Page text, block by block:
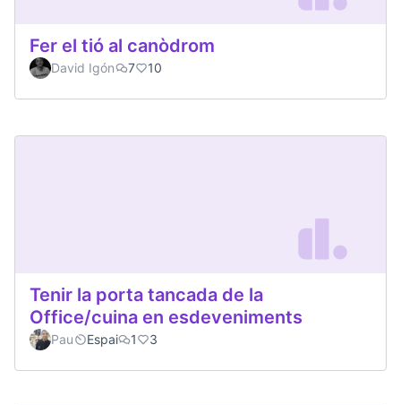
Fer el tió al canòdrom
David Igón 7 10
Tenir la porta tancada de la
Office/cuina en esdeveniments
Pau Espai 1 3